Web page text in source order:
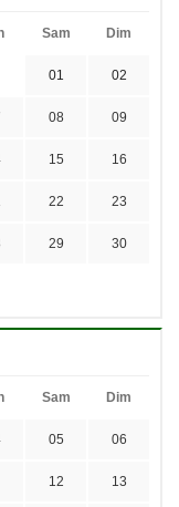
Sam Dim
01 02
08 09
15 16
22 23
29 30
Sam Dim
05 06
12 13